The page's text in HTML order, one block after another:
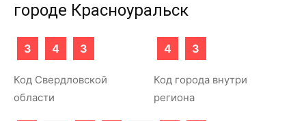
городе Красноуральск
3 4 3
Код Свердловской
области
4 3
Код города внутри
региона